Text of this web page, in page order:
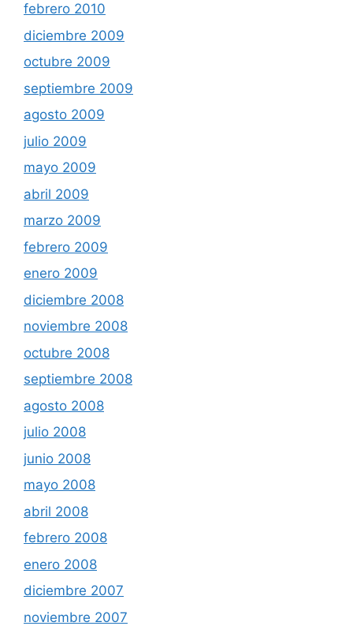
febrero 2010
diciembre 2009
octubre 2009
septiembre 2009
agosto 2009
julio 2009
mayo 2009
abril 2009
marzo 2009
febrero 2009
enero 2009
diciembre 2008
noviembre 2008
octubre 2008
septiembre 2008
agosto 2008
julio 2008
junio 2008
mayo 2008
abril 2008
febrero 2008
enero 2008
diciembre 2007
noviembre 2007